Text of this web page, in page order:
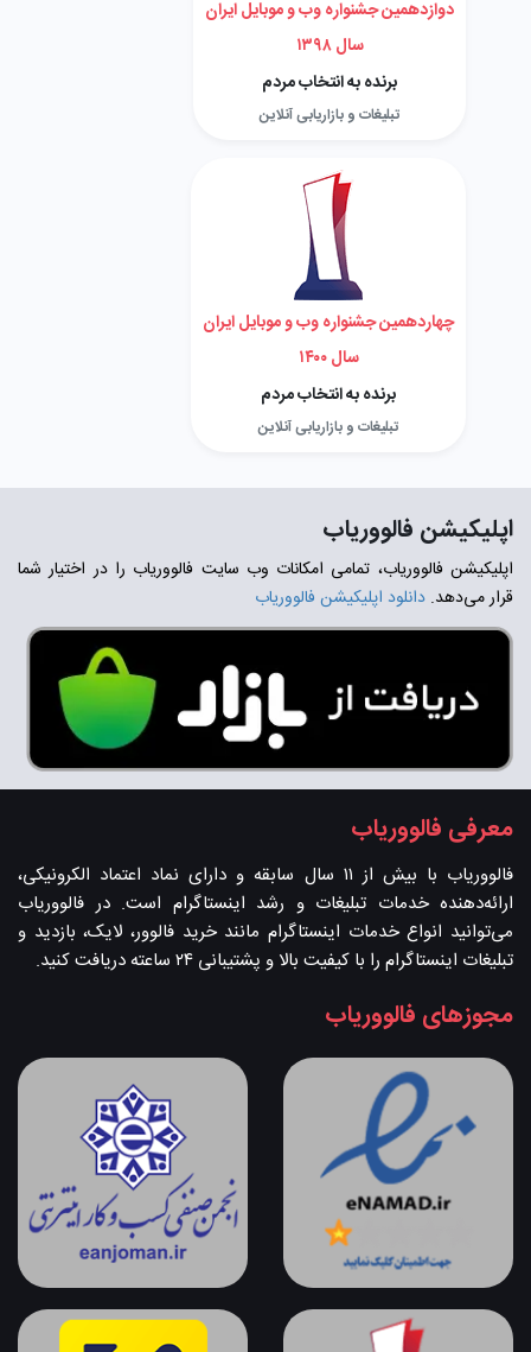
دوازدهمین جشنواره وب و موبایل ایران
سال ۱۳۹۸
برنده به انتخاب مردم
تبلیغات و بازاریابی آنلاین
چهاردهمین جشنواره وب و موبایل ایران
سال ۱۴۰۰
برنده به انتخاب مردم
تبلیغات و بازاریابی آنلاین
اپلیکیشن فالووریاب
اپلیکیشن فالووریاب، تمامی امکانات وب سایت فالووریاب را در اختیار شما
قرار می‌دهد. دانلود اپلیکیشن فالووریاب
معرفی فالووریاب
فالووریاب با بیش از ۱۱ سال سابقه و دارای نماد اعتماد الکرونیکی،
ارائه‌دهنده خدمات تبلیغات و رشد اینستاگرام است. در فالووریاب
می‌توانید انواع خدمات اینستاگرام مانند خرید فالوور، لایک، بازدید و
تبلیغات اینستاگرام را با کیفیت بالا و پشتیبانی ۲۴ ساعته دریافت کنید.
مجوزهای فالووریاب